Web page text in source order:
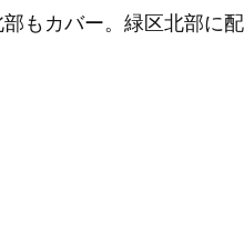
もカバー。緑区北部に